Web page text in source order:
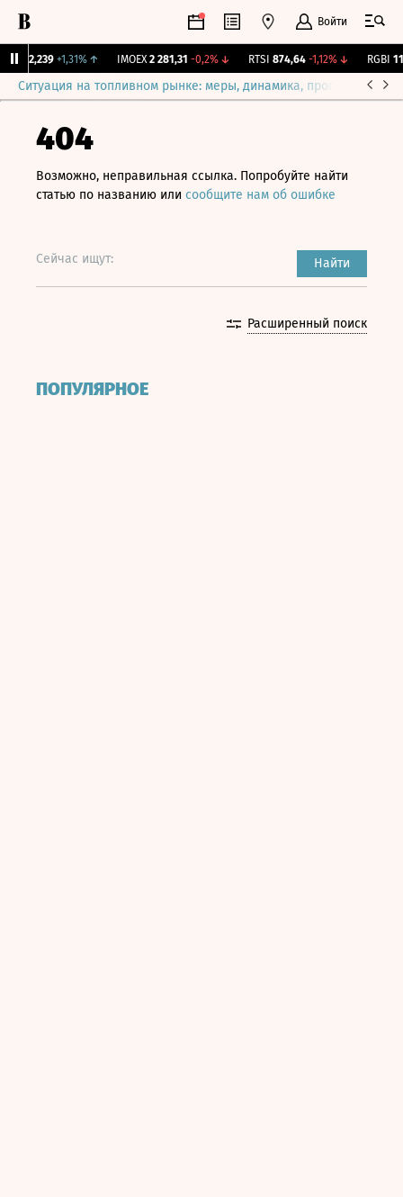
Войти
12,239 +1,31%↑ IMOEX 2 281,31 -0,2%↓ RTSI 874,64 -1,12%↓ RGBI
Ситуация на топливном рынке: меры, динамика, прогнозы
404
Возможно, неправильная ссылка. Попробуйте найти
статью по названию или сообщите нам об ошибке
Сейчас ищут: Найти
Расширенный поиск
ПОПУЛЯРНОЕ